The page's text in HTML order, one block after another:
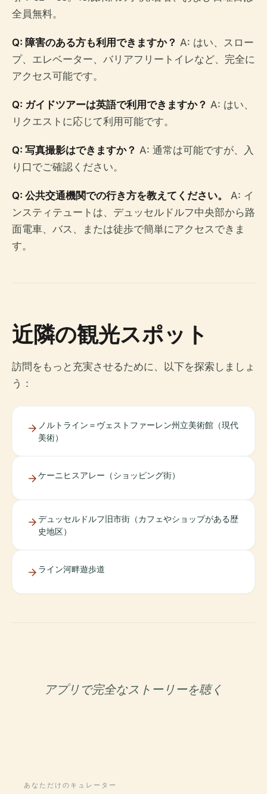
全員無料。
Q: 障害のある方も利用できますか？ A: はい、スロー
プ、エレベーター、バリアフリートイレなど、完全に
アクセス可能です。
Q: ガイドツアーは英語で利用できますか？ A: はい、
リクエストに応じて利用可能です。
Q: 写真撮影はできますか？ A: 通常は可能ですが、入
り口でご確認ください。
Q: 公共交通機関での行き方を教えてください。
A: イ
ンスティテュートは、デュッセルドルフ中央部から路
面電車、バス、または徒歩で簡単にアクセスできま
す。
近隣の観光スポット
訪問をもっと充実させるために、以下を探索しましょ
う：
ノルトライン＝ヴェストファーレン州立美術館（現代
美術）
ケーニヒスアレー（ショッピング街）
デュッセルドルフ旧市街（カフェやショップがある歴
史地区）
ライン河畔遊歩道
アプリで完全なストーリーを聴く
あなただけのキュレーター